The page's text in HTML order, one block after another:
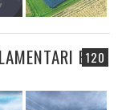
120
E